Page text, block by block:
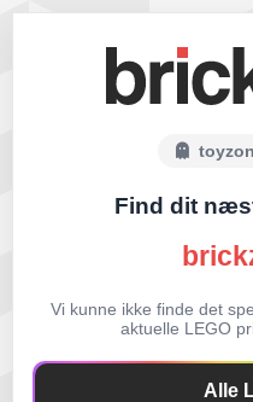
Find dit
Vi kunne ikke finde det
aktuelle LEGO
Alle